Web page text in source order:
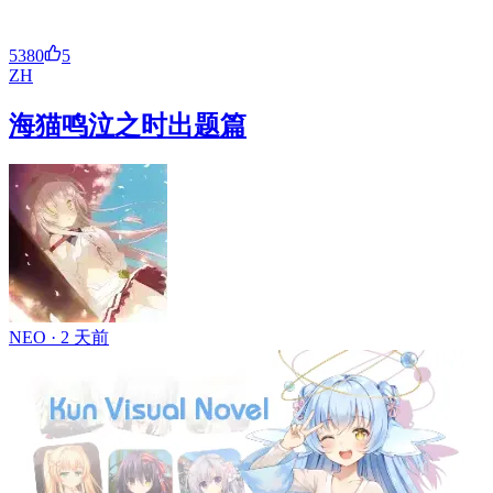
5380
5
ZH
海猫鸣泣之时出题篇
NEO · 2 天前